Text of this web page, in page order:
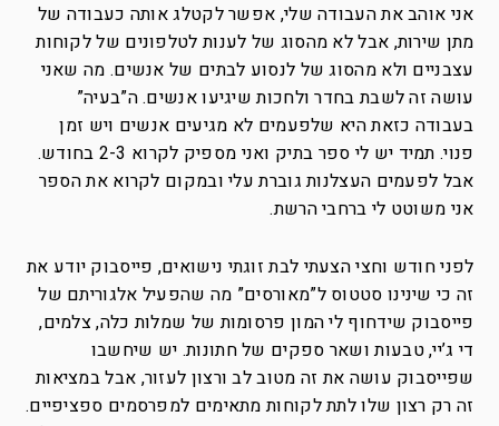
אני אוהב את העבודה שלי, אפשר לקטלג אותה כעבודה של
מתן שירות, אבל לא מהסוג של לענות לטלפונים של לקוחות
עצבניים ולא מהסוג של לנסוע לבתים של אנשים. מה שאני
עושה זה לשבת בחדר ולחכות שיגיעו אנשים. ה”בעיה”
בעבודה כזאת היא שלפעמים לא מגיעים אנשים ויש זמן
פנוי. תמיד יש לי ספר בתיק ואני מספיק לקרוא 2-3 בחודש.
אבל לפעמים העצלנות גוברת עלי ובמקום לקרוא את הספר
אני משוטט לי ברחבי הרשת.
לפני חודש וחצי הצעתי לבת זוגתי נישואים, פייסבוק יודע את
זה כי שינינו סטטוס ל”מאורסים” מה שהפעיל אלגוריתם של
פייסבוק שידחוף לי המון פרסומות של שמלות כלה, צלמים,
די ג’יי, טבעות ושאר ספקים של חתונות. יש שיחשבו
שפייסבוק עושה את זה מטוב לב ורצון לעזור, אבל במציאות
זה רק רצון שלו לתת לקוחות מתאימים למפרסמים ספציפיים.